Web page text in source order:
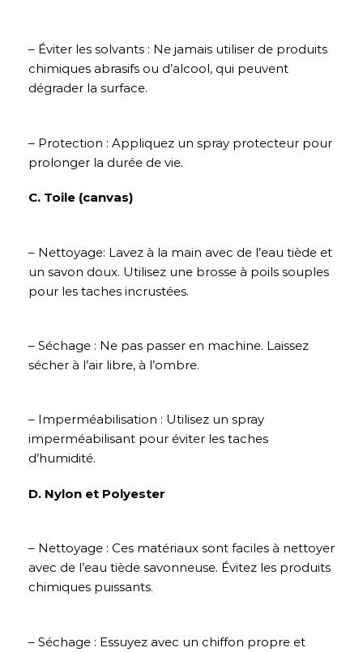
– Éviter les solvants : Ne jamais utiliser de produits
chimiques abrasifs ou d’alcool, qui peuvent
dégrader la surface.
– Protection : Appliquez un spray protecteur pour
prolonger la durée de vie.
C. Toile (canvas)
– Nettoyage: Lavez à la main avec de l’eau tiède et
un savon doux. Utilisez une brosse à poils souples
pour les taches incrustées.
– Séchage : Ne pas passer en machine. Laissez
sécher à l’air libre, à l’ombre.
– Imperméabilisation : Utilisez un spray
imperméabilisant pour éviter les taches
d’humidité.
D. Nylon et Polyester
– Nettoyage : Ces matériaux sont faciles à nettoyer
avec de l’eau tiède savonneuse. Évitez les produits
chimiques puissants.
– Séchage : Essuyez avec un chiffon propre et